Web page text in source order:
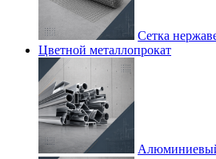
Сетка
Цветной металлопрокат